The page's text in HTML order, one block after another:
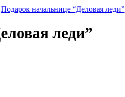
Подарок начальнице “Деловая леди”
леди”